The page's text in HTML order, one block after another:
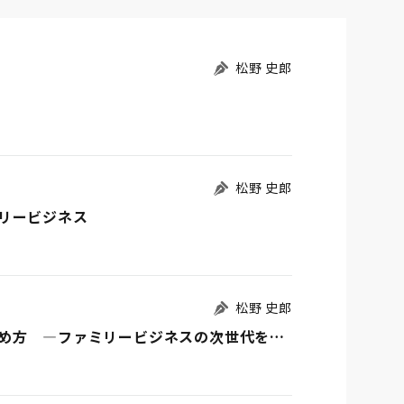
松野 史郎
松野 史郎
ービジネス
松野 史郎
親族内承継を成功に導く 実践的な引継ぎの進め方 ―ファミリービジネスの次世代を守るために今すぐ考えるべきこと―